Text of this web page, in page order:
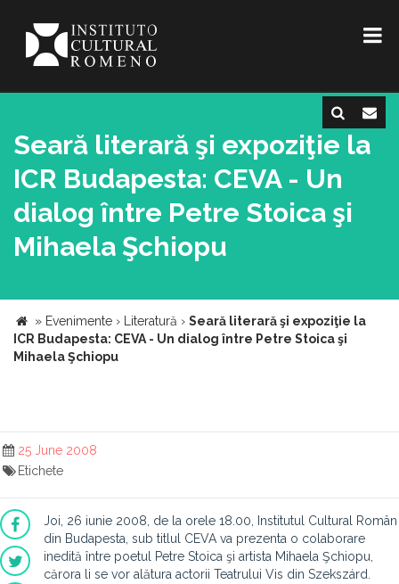
Seară literară şi expoziţie la
ICR Budapesta: CEVA - Un
dialog între Petre Stoica şi
Mihaela Şchiopu
» Evenimente › Literatură › Seară literară şi expoziţie la
ICR Budapesta: CEVA - Un dialog între Petre Stoica şi
Mihaela Şchiopu
25 June 2008
Etichete
Joi, 26 iunie 2008, de la orele 18.00, Institutul Cultural Român
din Budapesta, sub titlul CEVA va prezenta o colaborare
inedită între poetul Petre Stoica şi artista Mihaela Şchiopu,
cărora li se vor alătura actorii Teatrului Vis din Szekszárd.